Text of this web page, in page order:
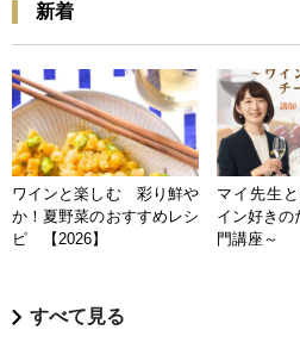
新着
ワインと楽しむ 彩り鮮や
か！夏野菜のおすすめレシ
ピ 【2026】
マイ先生
イン好きの
門講座～
すべて見る